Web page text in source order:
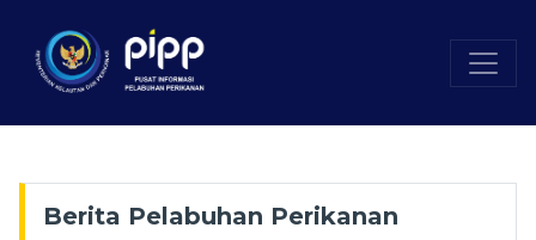
Berita Pelabuhan Perikanan